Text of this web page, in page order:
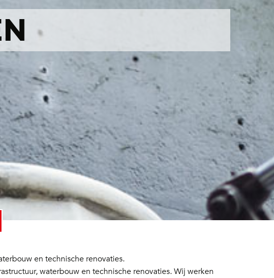
en technische renovaties.
waterbouw en technische renovaties. Wij werken